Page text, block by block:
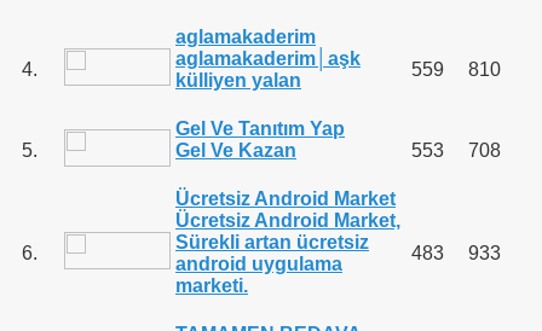
4.
aglamakaderim
aglamakaderim│aşk
külliyen yalan
559 810
5.
Gel Ve Tanıtım Yap
Gel Ve Kazan
553 708
6.
Ücretsiz Android Market
Ücretsiz Android Market,
Sürekli artan ücretsiz
android uygulama
marketi.
483 933